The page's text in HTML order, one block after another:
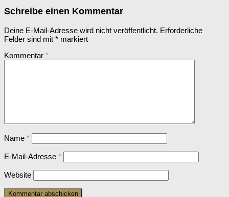
Schreibe einen Kommentar
Deine E-Mail-Adresse wird nicht veröffentlicht. Erforderliche
Felder sind mit * markiert
Kommentar *
Name *
E-Mail-Adresse *
Website